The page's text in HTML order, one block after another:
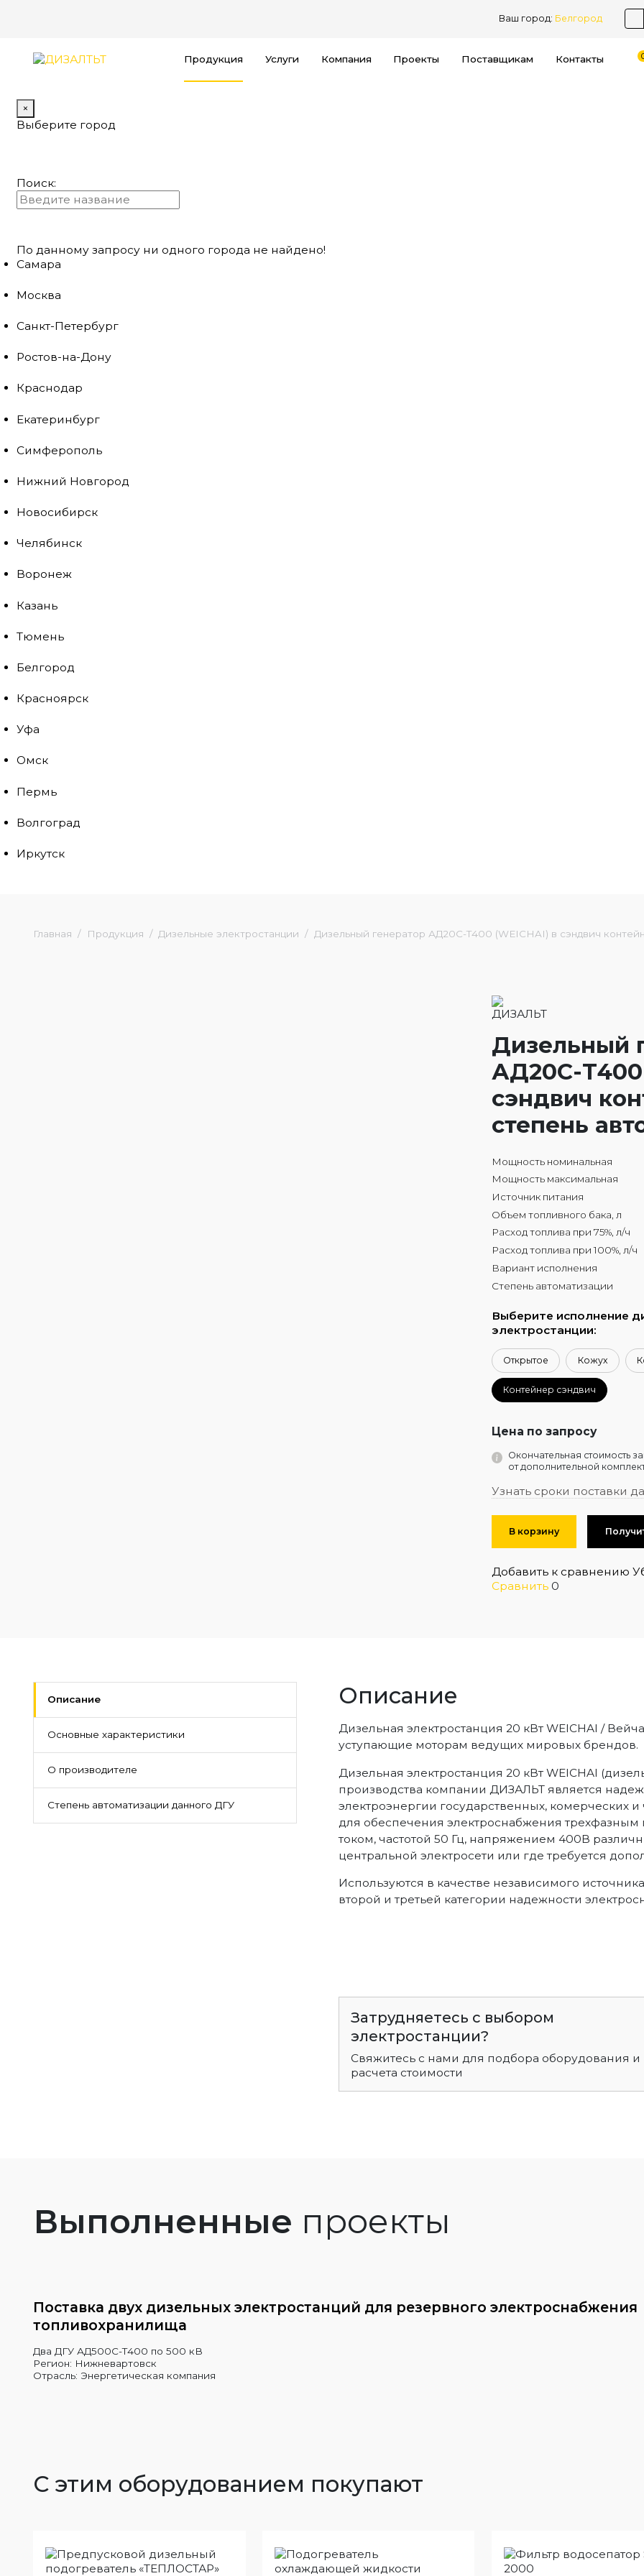
Ваш город: Белгород
Продукция Услуги Компания Проекты Поставщикам Контакты
×
Выберите город
Поиск:
По данному запросу ни одного города не найдено!
Самара
Москва
Санкт-Петербург
Ростов-на-Дону
Краснодар
Екатеринбург
Симферополь
Нижний Новгород
Новосибирск
Челябинск
Воронеж
Казань
Тюмень
Белгород
Красноярск
Уфа
Омск
Пермь
Волгоград
Иркутск
Главная Продукция Дизельные электростанции Дизельный генератор АД20С-Т400 (WEICHAI) в сэндвич
Дизельный
АД20С-Т400
сэндвич
степень
Мощность номинальная
Мощность максимальная
Источник питания
Объем топливного бака, л
Расход топлива при 75%, л/ч
Расход топлива при 100%, л/ч
Вариант исполнения
Степень автоматизации
Выберите исполнение
электростанции:
Открытое Кожух
Контейнер сэндвич
Цена по запросу
Окончательная стоимость
от дополнительной
Узнать сроки поставки
В корзину
Добавить к сравнению
Сравнить 0
Описание
Основные характеристики
О производителе
Степень автоматизации данного ДГУ
Описание
Дизельная электростанция 20 кВт WEICHAI /
уступающие моторам ведущих мировых брендов.
Дизельная электростанция 20 кВт WEICHAI
производства компании ДИЗАЛЬТ является
электроэнергии государственных, комерческих и
для обеспечения электроснабжения
током, частотой 50 Гц, напряжением 400В
центральной электросети или где требуется
Используются в качестве независимого
второй и третьей категории надежности
Затрудняетесь с выбором
электростанции?
Свяжитесь с нами для подбора оборудования и
расчета стоимости
Выполненные проекты
Поставка двух дизельных электростанций для резервного электроснабжения
топливохранилища
Два ДГУ АД500С-Т400 по 500 кВ
Регион: Нижневартовск
Отрасль: Энергетическая компания
С этим оборудованием покупают